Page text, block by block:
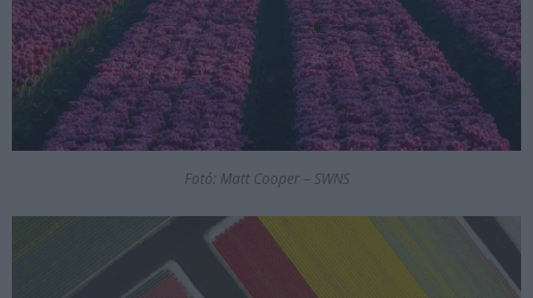
Fotó: Matt Cooper – SWNS